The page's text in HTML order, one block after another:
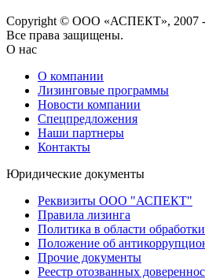
Copyright © ООО «АСПЕКТ», 2007 -
Все права защищены.
О нас
О компании
Лизинговые программы
Новости компании
Спецпредложения
Наши партнеры
Контакты
Юридические документы
Реквизиты ООО "АСПЕКТ"
Правила лизинга
Политика в области
Положение об
Прочие документы
Реестр отозванных